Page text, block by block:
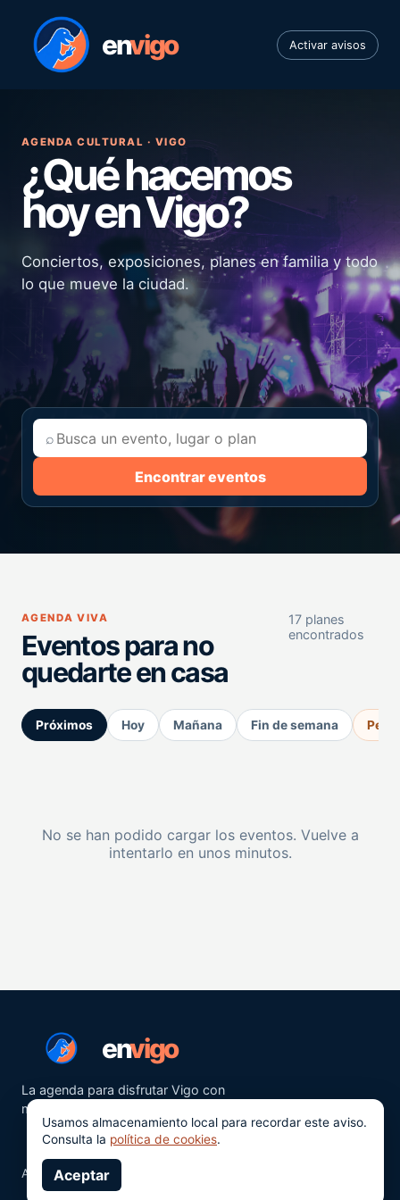
envigo Activar avisos
AGENDA CULTURAL · VIGO
¿Qué hacemos
hoy en Vigo?
Conciertos, exposiciones, planes en familia y todo
lo que mueve la ciudad.
⌕
Encontrar eventos
AGENDA VIVA
Eventos para no
quedarte en casa
17 planes
encontrados
Próximos Hoy Mañana Fin de semana
No se han podido cargar los eventos. Vuelve a
intentarlo en unos minutos.
envigo
La agenda para disfrutar Vigo con
más ganas.
Aviso legalPrivacidad
Usamos almacenamiento local para recordar este aviso.
Consulta la política de cookies.
Aceptar